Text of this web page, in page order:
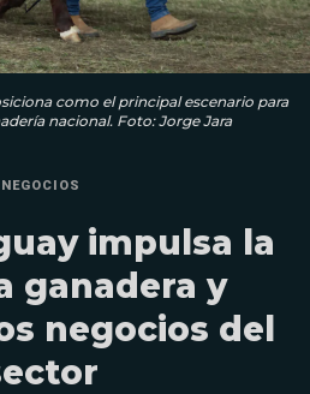
como el principal escenario para
nacional. Foto: Jorge Jara
NEGOCIOS
impulsa la
ganadera y
negocios del